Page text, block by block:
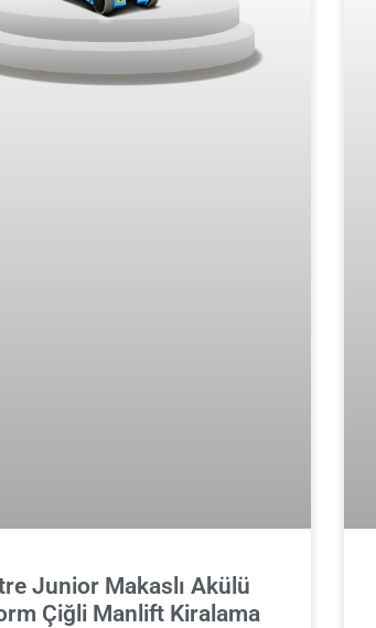
Junior Makaslı Akülü
Çiğli Manlift Kiralama